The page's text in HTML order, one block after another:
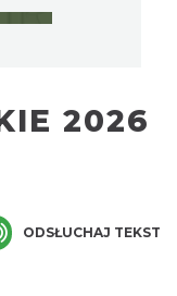
2026
ODSŁUCHAJ TEKST